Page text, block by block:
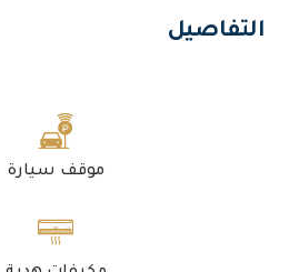
التفاصيل
موقف سيارة